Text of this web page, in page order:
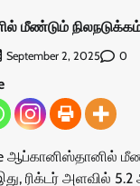
மீண்டும்
September 2, 2025 0
ஆப்கானிஸ்தானில்
ரிக்டர் அளவில்